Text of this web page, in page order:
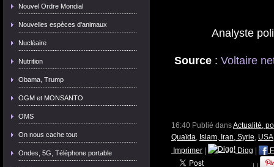
Nouvel Ordre Mondial
Nouvelles espèces d'animaux
Nucléaire
Nutrition
Obama, Trump
OGM et MONSANTO
OMS
On nous cache tout
Ondes, 5G, Téléphone portable
Analyste
Source : Voltaire
16:40 Publié dansActualité,
Quaïda, Islam, Iran, Syrie,
Imprimer
Digg